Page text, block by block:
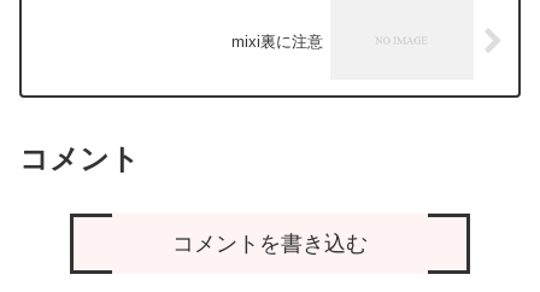
mixi裏に注意
コメント
コメントを書き込む